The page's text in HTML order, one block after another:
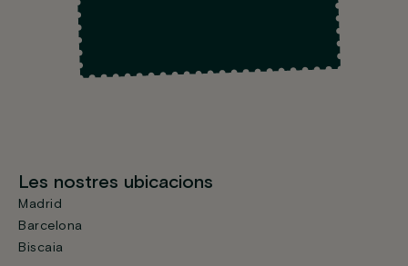
Les nostres ubicacions
Madrid
Barcelona
Biscaia